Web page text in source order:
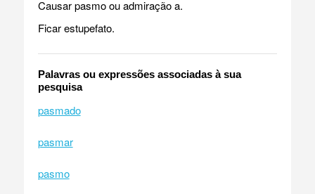
Causar pasmo ou admiração a.
Ficar estupefato.
Palavras ou expressões associadas à sua
pesquisa
pasmado
pasmar
pasmo